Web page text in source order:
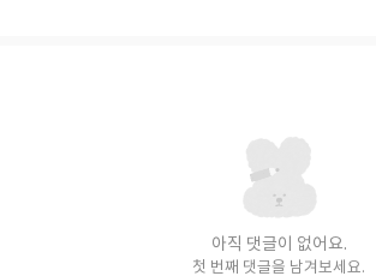
아직 댓글이 없어요.
첫 번째 댓글을 남겨보세요.